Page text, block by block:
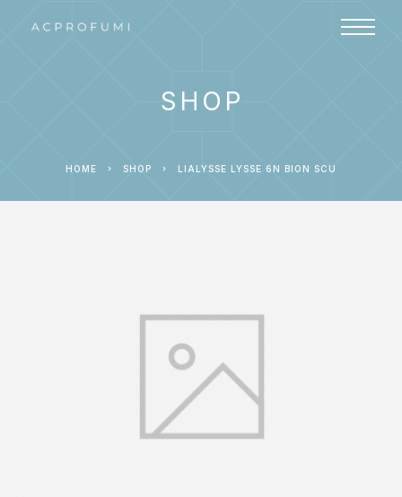
SHOP
HOME SHOP LIALYSSE LYSSE 6N BION SCU